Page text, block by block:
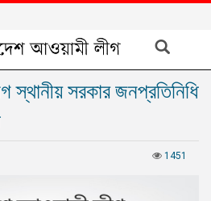
স্থানীয় সরকার জনপ্রতিনিধি
1451